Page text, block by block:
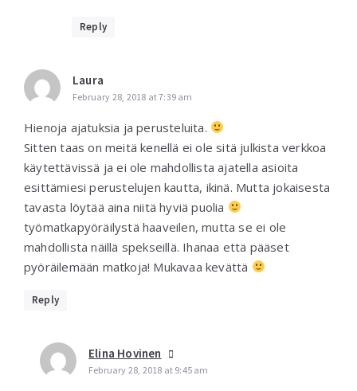
Reply
Laura
February 28, 2018 at 7:39 am
Hienoja ajatuksia ja perusteluita.
Sitten taas on meitä kenellä ei ole sitä julkista verkkoa
käytettävissä ja ei ole mahdollista ajatella asioita
esittämiesi perustelujen kautta, ikinä. Mutta jokaisesta
tavasta löytää aina niitä hyviä puolia
työmatkapyöräilystä haaveilen, mutta se ei ole
mahdollista näillä spekseillä. Ihanaa että pääset
pyöräilemään matkoja! Mukavaa kevättä
Reply
Elina Hovinen
February 28, 2018 at 9:45 am